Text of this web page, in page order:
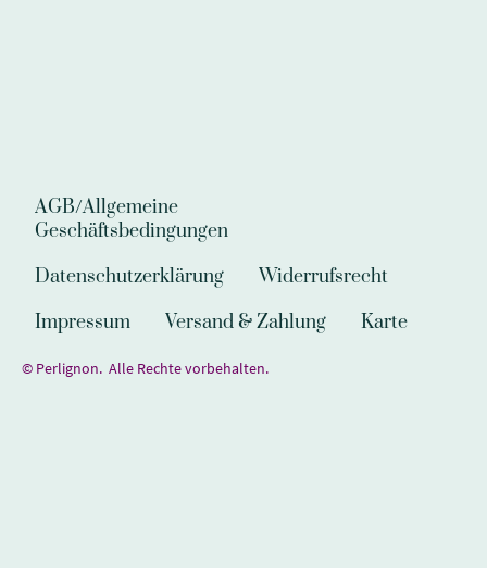
AGB/Allgemeine
Geschäftsbedingungen
Datenschutzerklärung
Widerrufsrecht
Impressum
Versand & Zahlung Karte
© Perlignon. Alle Rechte vorbehalten.